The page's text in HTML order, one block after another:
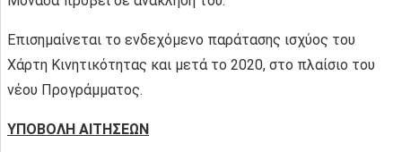
Επισημαίνεται το ενδεχόμενο παράτασης ισχύος του
Χάρτη Κινητικότητας και μετά το 2020, στο πλαίσιο του
νέου Προγράμματος.
ΥΠΟΒΟΛΗ ΑΙΤΗΣΕΩΝ